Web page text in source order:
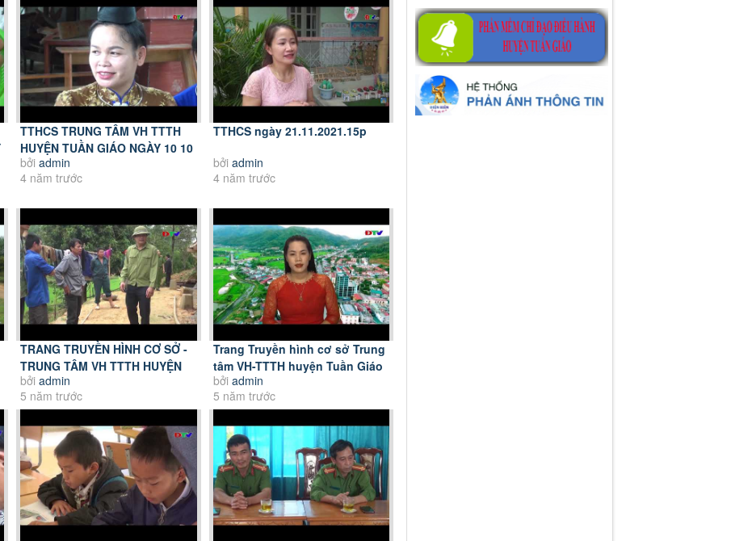
TTHCS TRUNG TÂM VH TTTH
HUYỆN TUẦN GIÁO NGÀY 10 10
2021
bởi admin
4 năm trước
TTHCS ngày 21.11.2021.15p
bởi admin
4 năm trước
TRANG TRUYỀN HÌNH CƠ SỞ -
TRUNG TÂM VH TTTH HUYỆN
TUẦN GIÁO NGÀY 13. 6....
bởi admin
5 năm trước
Trang Truyền hình cơ sở Trung
tâm VH-TTTH huyện Tuần Giáo
(Ngày 6-6-2021)
bởi admin
5 năm trước